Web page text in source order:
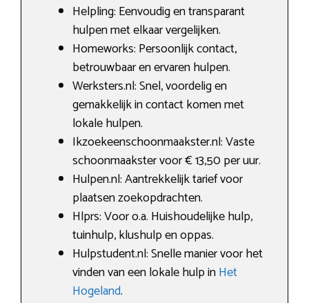
Helpling: Eenvoudig en transparant
hulpen met elkaar vergelijken.
Homeworks: Persoonlijk contact,
betrouwbaar en ervaren hulpen.
Werksters.nl: Snel, voordelig en
gemakkelijk in contact komen met
lokale hulpen.
Ikzoekeenschoonmaakster.nl: Vaste
schoonmaakster voor € 13,50 per uur.
Hulpen.nl: Aantrekkelijk tarief voor
plaatsen zoekopdrachten.
Hlprs: Voor o.a. Huishoudelijke hulp,
tuinhulp, klushulp en oppas.
Hulpstudent.nl: Snelle manier voor het
vinden van een lokale hulp inHet
Hogeland.